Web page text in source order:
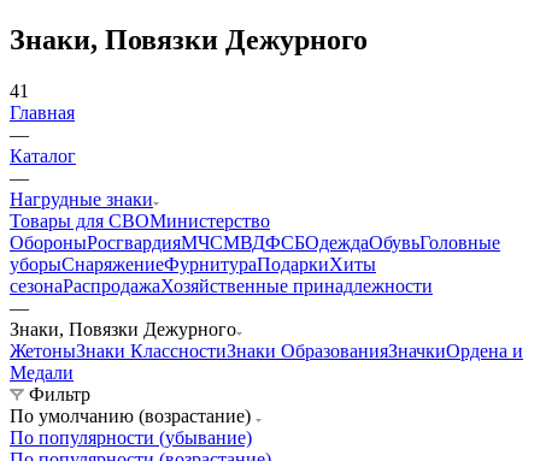
Знаки, Повязки Дежурного
41
Главная
—
Каталог
—
Нагрудные знаки
Товары для СВОМинистерство
ОбороныРосгвардияМЧСМВДФСБОдеждаОбувьГоловные
уборыСнаряжениеФурнитураПодаркиХиты
сезонаРаспродажаХозяйственные принадлежности
—
Знаки, Повязки Дежурного
ЖетоныЗнаки КлассностиЗнаки ОбразованияЗначкиОрдена и
Медали
Фильтр
По умолчанию (возрастание)
По популярности (убывание)